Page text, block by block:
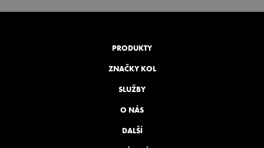
PRODUKTY
ZNAČKY KOL
SLUŽBY
O NÁS
DALŠÍ